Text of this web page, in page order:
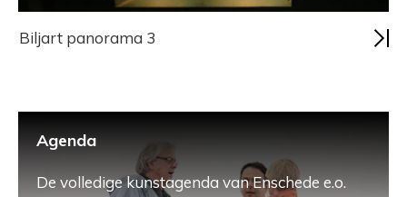
Biljart panorama 3
Agenda
De volledige kunstagenda van Enschede e.o.